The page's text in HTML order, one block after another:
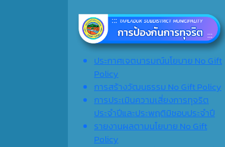
ประกาศเจตนารมณ์นโยบาย No Gift
Policy
การสร้างวัฒนธรรม No Gift Policy
การประเมินความเสี่ยงการทุจริต
ประจำปีและประพฤติมิชอบประจำปี
รายงานผลตามนโยบาย No Gift
Policy